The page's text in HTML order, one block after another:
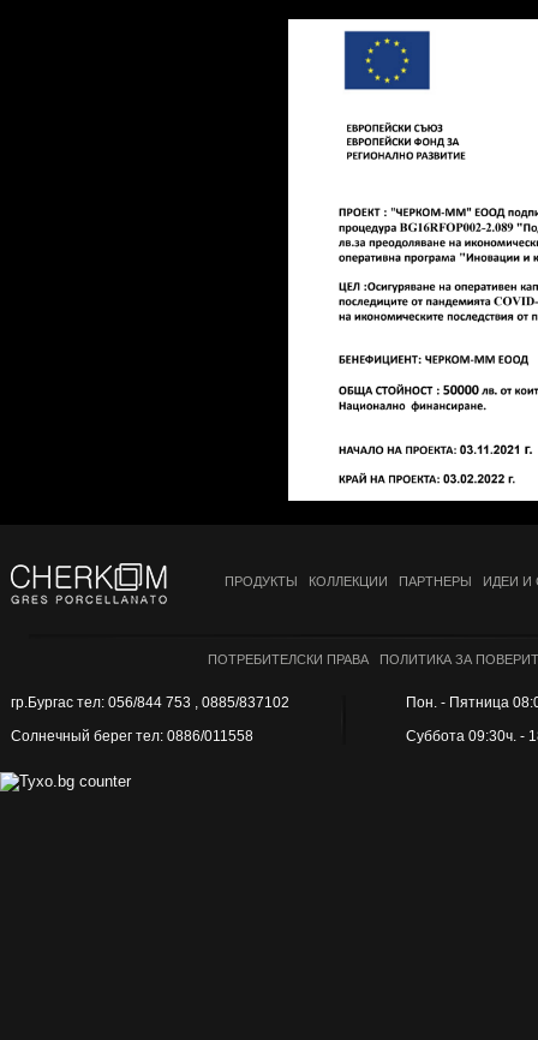
ПРОДУКТЫ КОЛЛЕКЦИИ ПАРТНЕРЫ ИДЕИ И
ПОТРЕБИТЕЛСКИ ПРАВА ПОЛИТИКА ЗА
гр.Бургас тел: 056/844 753 , 0885/837102
Солнечный берег тел: 0886/011558
Пон. - Пятница
Суббота 09:30ч. -